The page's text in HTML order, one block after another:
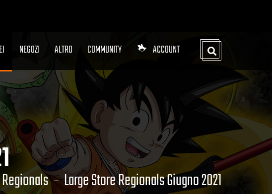
NEGOZI ALTRO COMMUNITY ACCOUNT
Regionals Large Store Regionals Giugno 2021